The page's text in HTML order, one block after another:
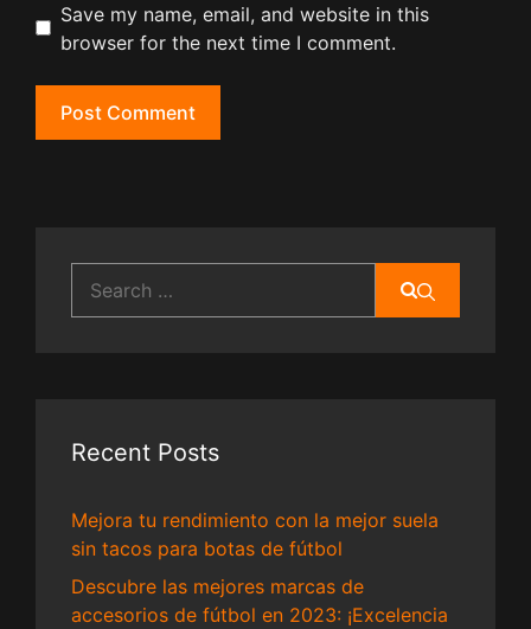
Save my name, email, and website in this
browser for the next time I comment.
for:
Recent Posts
Mejora tu rendimiento con la mejor suela
sin tacos para botas de fútbol
Descubre las mejores marcas de
accesorios de fútbol en 2023: ¡Excelencia